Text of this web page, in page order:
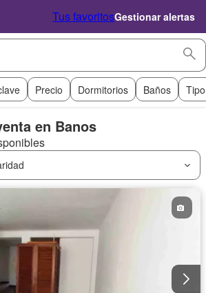
Tus favoritosGestionar alertas
Precio Dormitorios Baños
en Banos